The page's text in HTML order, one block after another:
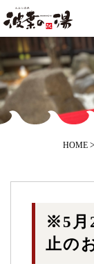
HOME >
※5月
止の